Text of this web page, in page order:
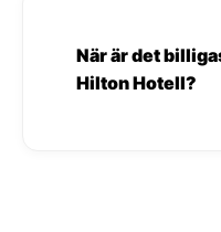
När är det
Hilton Hotell?